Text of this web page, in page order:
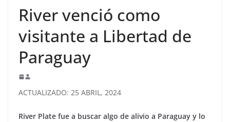
River venció como
visitante a Libertad de
Paraguay
ACTUALIZADO: 25 ABRIL, 2024
River Plate fue a buscar algo de alivio a Paraguay y lo